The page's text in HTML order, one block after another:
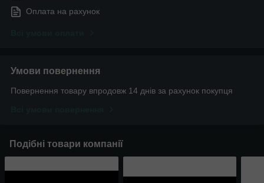
Оплата на рахунок
Умови повернення
Повернення товару впродовж 14 днів за рахунок покупця
Подібні товари компанії